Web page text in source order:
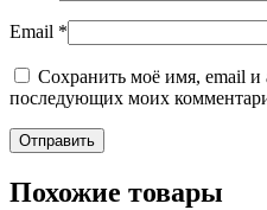
Email *
Сохранить моё имя, email и
последующих моих
Похожие товары